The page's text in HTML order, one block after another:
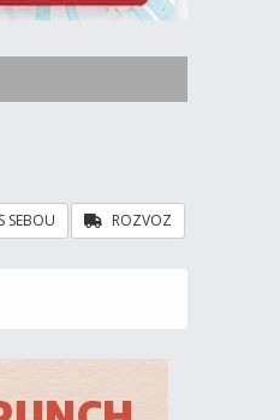
ROZVOZ
S SEBOU